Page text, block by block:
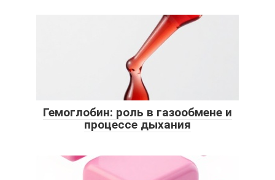
Гемоглобин: роль в газообмене и
процессе дыхания